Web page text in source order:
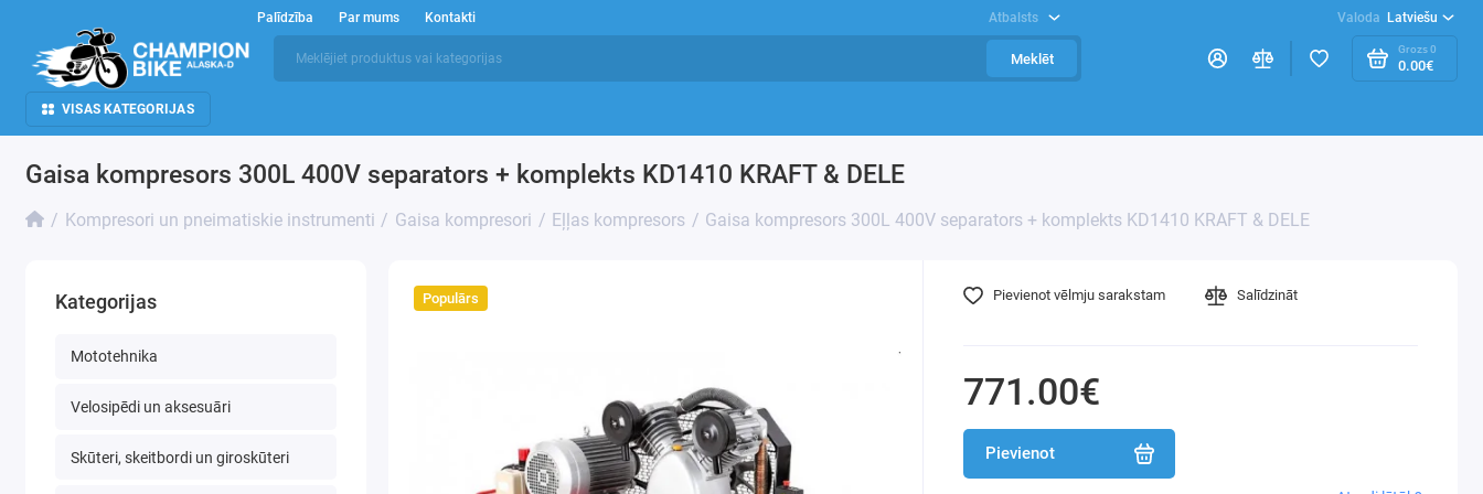
Palīdzība Par mums Kontakti Atbalsts Valoda Latviešu
Meklēt
Grozs0
0.00€
VISAS KATEGORIJAS
Gaisa kompresors 300L 400V separators + komplekts KD1410 KRAFT & DELE
Kompresori un pneimatiskie instrumenti Gaisa kompresori Eļļas kompresors Gaisa kompresors 300L 400V separators + komplekts KD1410 KRAFT & DELE
Kategorijas
Mototehnika
Velosipēdi un aksesuāri
Skūteri, skeitbordi un giroskūteri
Populārs
771.00€
Pievienot
Pievienot vēlmju sarakstam Salīdzināt